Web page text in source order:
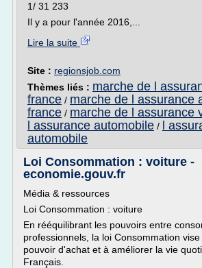
1/ 31 233
Il y a pour l'année 2016,...
Lire la suite
Site : regionsjob.com
Thèmes liés : marche de l
france / marche de l assurance
france / marche de l assurance
l assurance automobile /
l
automobile
Loi Consommation : voiture -
economie.gouv.fr
Média & ressources
Loi Consommation : voiture
En rééquilibrant les pouvoirs entre
professionnels, la loi Consommation
pouvoir d'achat et à améliorer la vie
Français.